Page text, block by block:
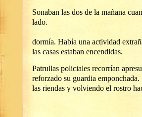
Sonaban las dos de la mañana
Contrariando
dormía. Había una actividad
las casas estaban encendidas.
Patrullas policiales recorrían
reforzado su
las riendas y volviendo el rostro